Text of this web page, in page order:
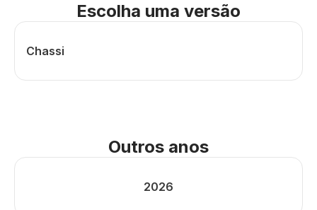
Escolha uma versão
Chassi
Outros anos
2026